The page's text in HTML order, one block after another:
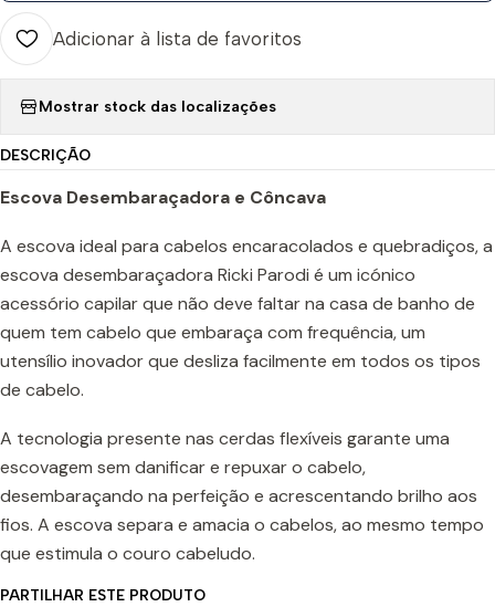
Adicionar à lista de favoritos
Mostrar stock das localizações
DESCRIÇÃO
Escova Desembaraçadora e Côncava
A escova ideal para cabelos encaracolados e quebradiços, a
escova desembaraçadora Ricki Parodi é um icónico
acessório capilar que não deve faltar na casa de banho de
quem tem cabelo que embaraça com frequência, um
utensílio inovador que desliza facilmente em todos os tipos
de cabelo.
A tecnologia presente nas cerdas flexíveis garante uma
escovagem sem danificar e repuxar o cabelo,
desembaraçando na perfeição e acrescentando brilho aos
fios. A escova separa e amacia o cabelos, ao mesmo tempo
que estimula o couro cabeludo.
PARTILHAR ESTE PRODUTO